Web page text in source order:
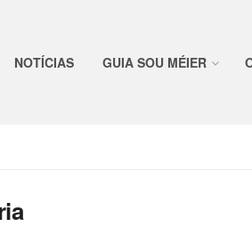
NOTÍCIAS GUIA SOU MÉIER